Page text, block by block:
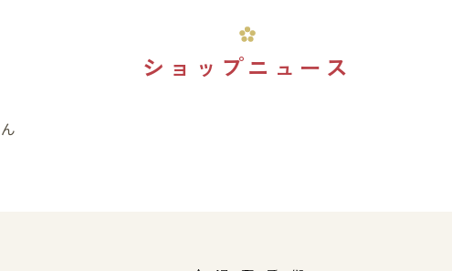
ショップニュース